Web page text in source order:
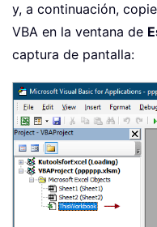
y, a continuación,
VBA en la ventana de
captura de pantalla: